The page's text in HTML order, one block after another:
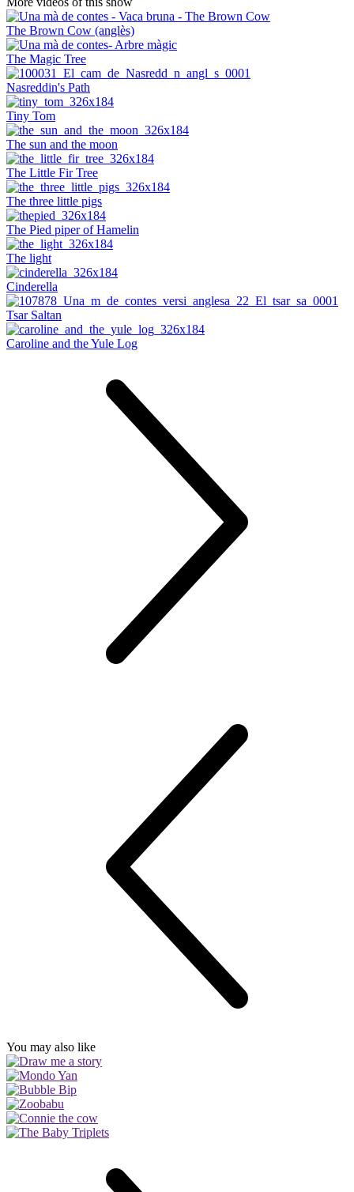
The Brown Cow (anglès)
The Magic Tree
Nasreddin's Path
Tiny Tom
The sun and the moon
The Little Fir Tree
The three little pigs
The Pied piper of Hamelin
The light
Cinderella
Tsar Saltan
Caroline and the Yule Log
You may also like